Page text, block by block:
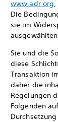
www.adr.org,
Die
sie im
Sie und die
diese
Transaktion
daher die
Regelungen
Folgenden